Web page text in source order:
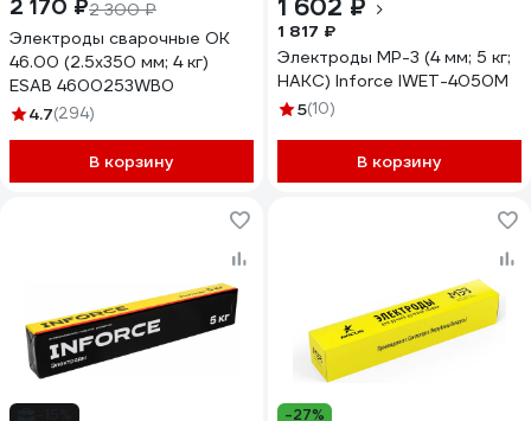
2 170 ₽2 300 ₽
Электроды сварочные OK
46.00 (2.5х350 мм; 4 кг)
ESAB 4600253WB0
4.7(294)
В корзину
1 602 ₽
1 817 ₽
Электроды МР-3 (4 мм; 5 кг;
НАКС) Inforce IWET-4050M
5(10)
В корзину
-27%